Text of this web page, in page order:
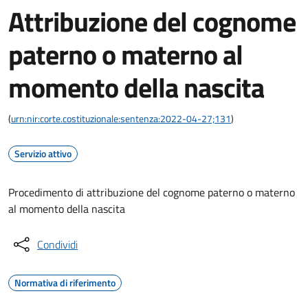
Attribuzione del cognome
paterno o materno al
momento della nascita
(urn:nir:corte.costituzionale:sentenza:2022-04-27;131)
Servizio attivo
Procedimento di attribuzione del cognome paterno o materno
al momento della nascita
Condividi
Normativa di riferimento